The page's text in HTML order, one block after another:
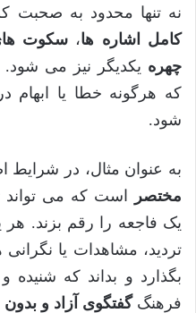
نه تنها محدود به صحبت
کامل اشاره ها، سکوت
چهره یکدیگر نیز می
که هرگونه خطا یا
شود.
به عنوان مثال، در شرایط
مختصر
است که می تواند
یک فاجعه را رقم بزند. هر
تردید، مشاهدات یا
بگذارد و بداند که
فرهنگگفتگوی آزاد و